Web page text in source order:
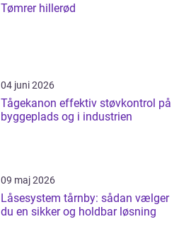
Tømrer hillerød
04 juni 2026
Tågekanon effektiv støvkontrol på
byggeplads og i industrien
09 maj 2026
Låsesystem tårnby: sådan vælger
du en sikker og holdbar løsning